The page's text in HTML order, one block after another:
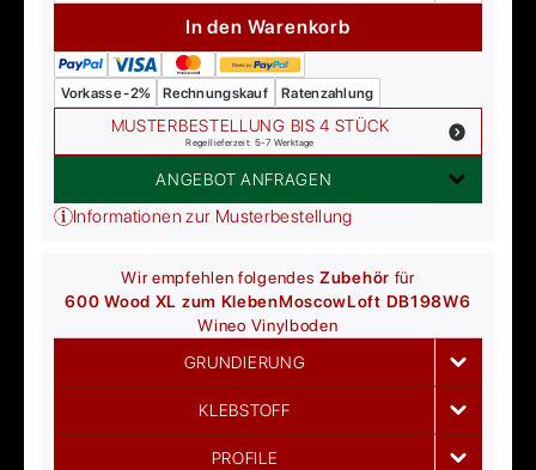
In den Warenkorb
Vorkasse -2% Rechnungskauf Ratenzahlung
MUSTERBESTELLUNG BIS 4 STÜCK
Regellieferzeit: 5-7 Werktage
ANGEBOT ANFRAGEN
Informationen zur Musterbestellung
Wir empfehlen folgendesZubehör für
600 Wood XL zum KlebenMoscowLoft DB198W6
Wineo Vinylboden
GRUNDIERUNG
KLEBSTOFF
PROFILE